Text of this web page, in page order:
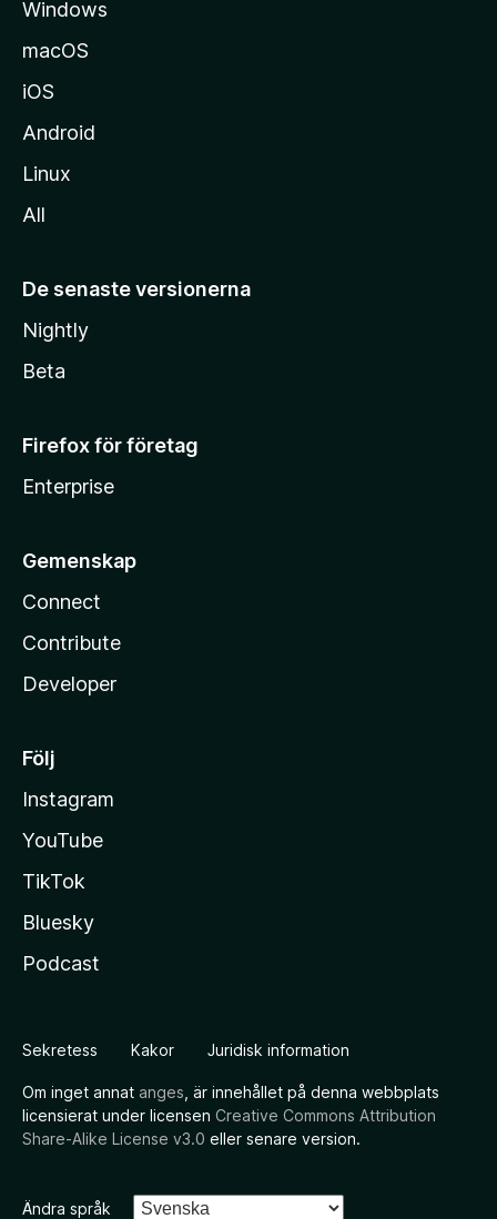
Windows
macOS
iOS
Android
Linux
All
De senaste versionerna
Nightly
Beta
Firefox för företag
Enterprise
Gemenskap
Connect
Contribute
Developer
Följ
Instagram
YouTube
TikTok
Bluesky
Podcast
Sekretess Kakor Juridisk information
Om inget annat anges , är innehållet på denna webbplats
licensierat under licensen Creative Commons Attribution
Share-Alike License v3.0 eller senare version.
Ändra språk